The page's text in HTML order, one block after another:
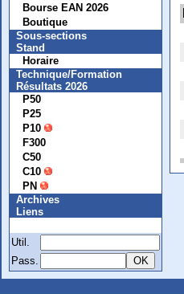
Bourse EAN 2026
Boutique
Sous-sections
Stand
Horaire
Technique/Formation
Résultats 2026
P50
P25
P10
F300
C50
C10
PN
Archives
Liens
Util.
Pass.